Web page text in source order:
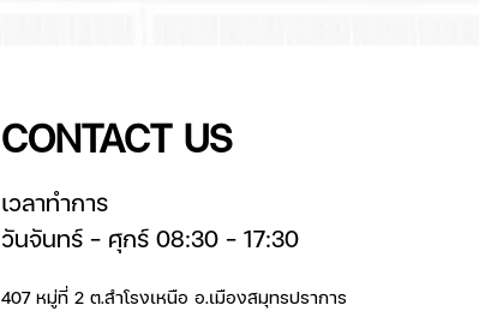
CONTACT US
เวลาทำการ
วันจันทร์ – ศุกร์ 08:30 – 17:30
407 หมู่ที่ 2 ต.สำโรงเหนือ อ.เมืองสมุทรปราการ